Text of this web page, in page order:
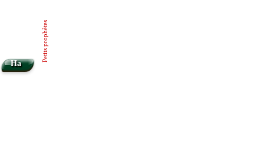
Ha
Petits prophètes